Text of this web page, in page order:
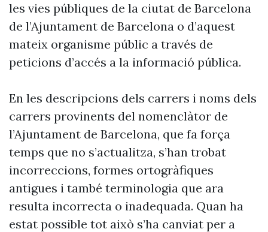
les vies públiques de la ciutat de Barcelona
de l’Ajuntament de Barcelona o d’aquest
mateix organisme públic a través de
peticions d’accés a la informació pública.
En les descripcions dels carrers i noms dels
carrers provinents del nomenclàtor de
l’Ajuntament de Barcelona, que fa força
temps que no s’actualitza, s’han trobat
incorreccions, formes ortogràfiques
antigues i també terminologia que ara
resulta incorrecta o inadequada. Quan ha
estat possible tot això s’ha canviat per a